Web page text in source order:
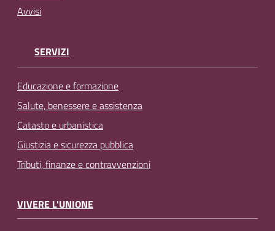
Avvisi
SERVIZI
Educazione e formazione
Salute, benessere e assistenza
Catasto e urbanistica
Giustizia e sicurezza pubblica
Tributi, finanze e contravvenzioni
VIVERE L'UNIONE